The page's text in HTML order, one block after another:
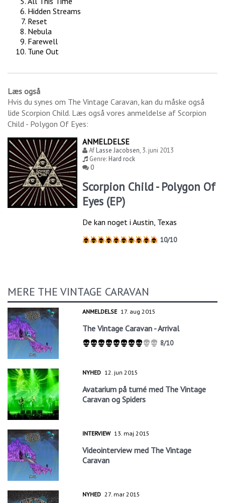
Hidden Streams
Reset
Nebula
Farewell
Tune Out
Læs også
Hvis du synes om The Vintage Caravan, kan du måske også
lide Scorpion Child. Læs også vores anmeldelse af Scorpion
Child - Polygon Of Eyes:
ANMELDELSE
AfLasse Jacobsen, 3. juni 2013
Genre:Hard rock
0
Scorpion Child - Polygon Of
Eyes (EP)
De kan noget i Austin, Texas
10/10
MERE THE VINTAGE CARAVAN
ANMELDELSE 17. aug 2015
The Vintage Caravan - Arrival
8/10
NYHED 12. jun 2015
Avatarium på turné med The Vintage
Caravan og Spiders
INTERVIEW 13. maj 2015
Videointerview med The Vintage
Caravan
NYHED 27. mar 2015